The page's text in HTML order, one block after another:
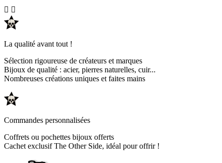
 
La qualité avant tout !
Sélection rigoureuse de créateurs et marques
Bijoux de qualité : acier, pierres naturelles, cuir...
Nombreuses créations uniques et faites mains
Commandes personnalisées
Coffrets ou pochettes bijoux offerts
Cachet exclusif The Other Side, idéal pour offrir !